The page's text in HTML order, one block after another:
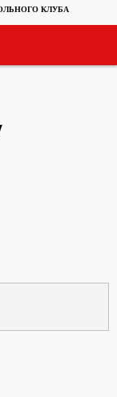
КЛУБА